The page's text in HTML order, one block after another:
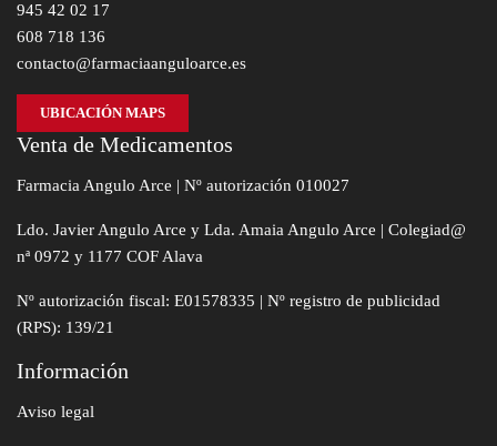
945 42 02 17
608 718 136
contacto@farmaciaanguloarce.es
UBICACIÓN MAPS
Venta de Medicamentos
Farmacia Angulo Arce | Nº autorización 010027
Ldo. Javier Angulo Arce y Lda. Amaia Angulo Arce | Colegiad@
nª 0972 y 1177 COF Alava
Nº autorización fiscal: E01578335 | Nº registro de publicidad
(RPS): 139/21
Información
Aviso legal